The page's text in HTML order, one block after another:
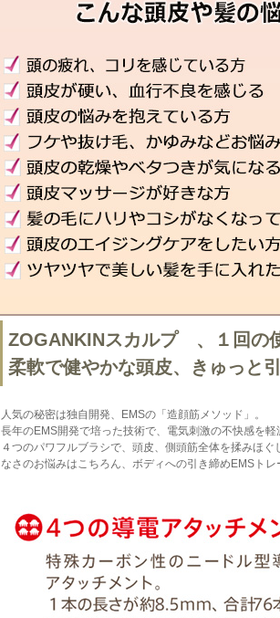
ZOGANKINスカルプ 、１回の
柔軟で健やかな頭皮、きゅっと
人気の秘密は独自開発、EMSの「造顔筋メソッド」。
長年のEMS開発で培った技術で、電気刺激の不快感を軽
４つのパワフルブラシで、頭皮、側頭筋全体を揉みほ
なさのお悩みはこちろん、ボディへの引き締めEMSトレ